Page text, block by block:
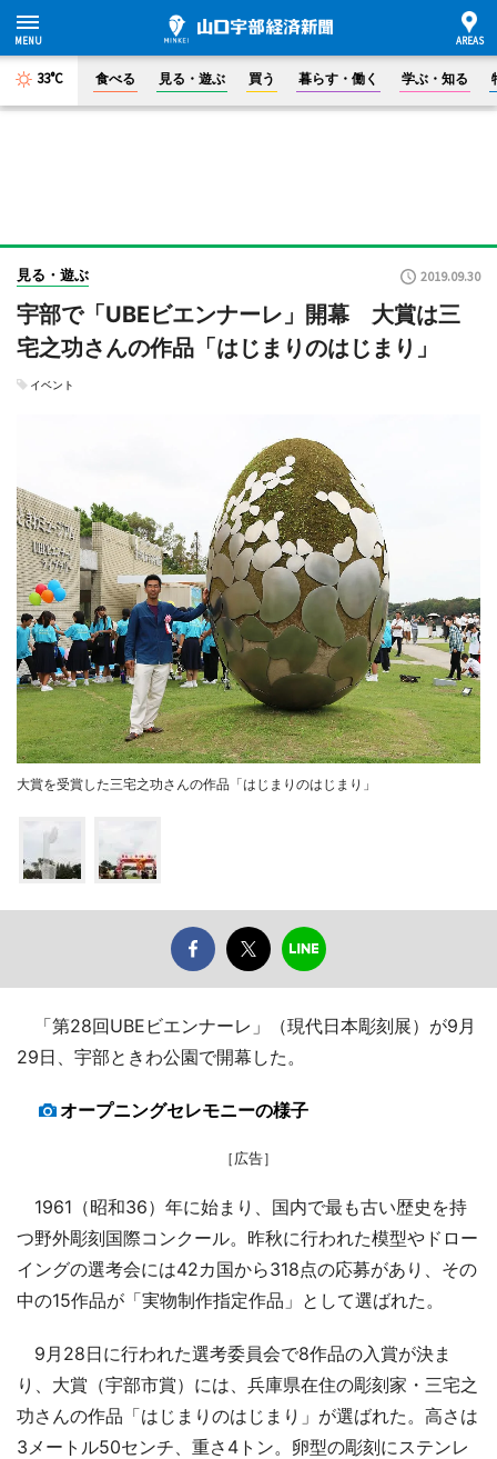
33°C 食べる 見る・遊ぶ 買う 暮らす・働く 学ぶ・知る
見る・遊ぶ 2019.09.30
宇部で「UBEビエンナーレ」開幕 大賞は三
宅之功さんの作品「はじまりのはじまり」
イベント
大賞を受賞した三宅之功さんの作品「はじまりのはじまり」
「第28回UBEビエンナーレ」（現代日本彫刻展）が9月
29日、宇部ときわ公園で開幕した。
オープニングセレモニーの様子
［広告］
1961（昭和36）年に始まり、国内で最も古い歴史を持
つ野外彫刻国際コンクール。昨秋に行われた模型やドロー
イングの選考会には42カ国から318点の応募があり、その
中の15作品が「実物制作指定作品」として選ばれた。
9月28日に行われた選考委員会で8作品の入賞が決ま
り、大賞（宇部市賞）には、兵庫県在住の彫刻家・三宅之
功さんの作品「はじまりのはじまり」が選ばれた。高さは
3メートル50センチ、重さ4トン。卵型の彫刻にステンレ